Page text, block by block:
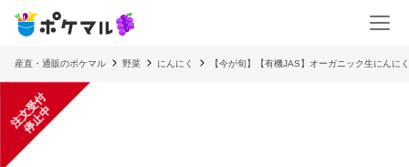
産直・通販のポケマル 野菜 にんにく 【今が旬】【有機JAS】オーガニック生にんに
注
文
受
付
停
止
中